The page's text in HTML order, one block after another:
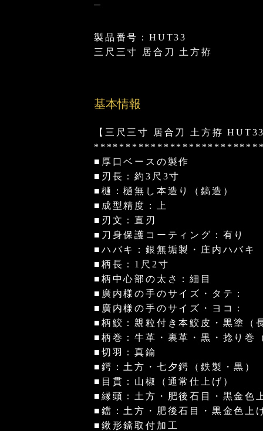
製品番号：HUT33
三尺三寸 居合刀 土方拵
基本情報
【三尺三寸 居合刀 土方拵
■厚口ベースの製作
■刃長：約3尺3寸
■樋：樋無し本造り（鎬造）
■成型精度：上
■刃文：直刃
■刀身保護コーティング：有り
■ハバキ：銀無垢製・庄内ハバキ
■柄長：1尺2寸
■柄中心部の太さ：細目
■廣内様の手のサイズ・タテ：
■廣内様の手のサイズ・ヨコ：
■柄鮫：親粒付き本鮫皮・黒塗（
■柄巻：牛革・裏革・黒・捻り巻
■切羽：真鍮
■鍔：土方・七夕鍔（鉄製・黒）
■目貫：山椒（通常仕上げ）
■縁頭：土方・肥後石目・黒金色
■鐺：土方・肥後石目・黒金色上
■鍬形鐺取付加工